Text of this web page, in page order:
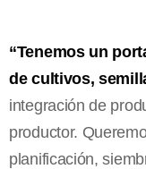
“Tenemos un
de cultivos,
integración de
productor.
planificación,